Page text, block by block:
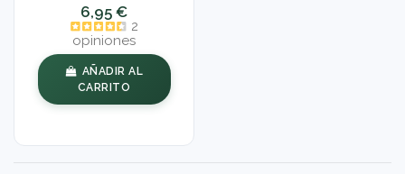
6,95 €
2
opiniones
AÑADIR AL
CARRITO